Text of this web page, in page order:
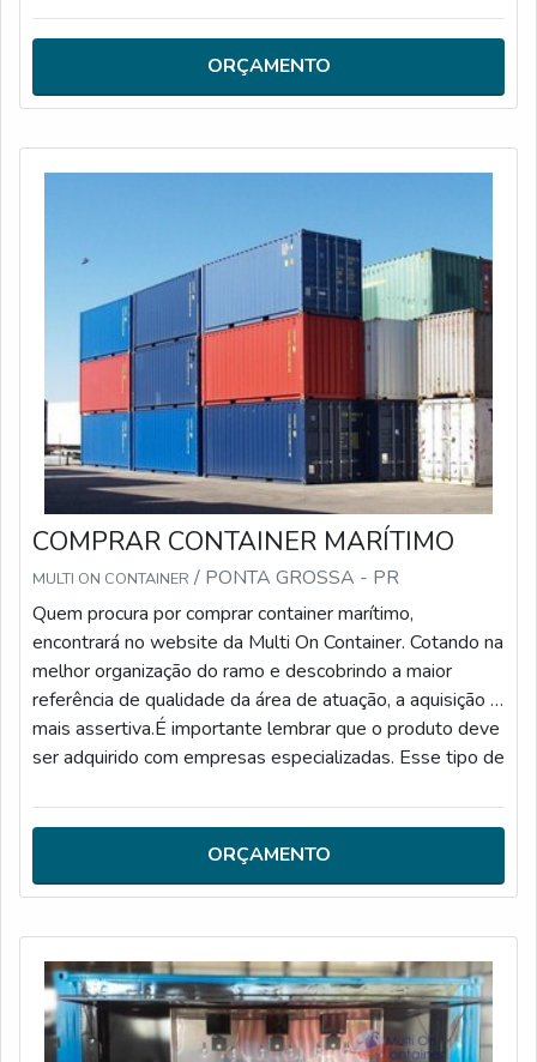
loja (reaproveitando containers que foram usados para
transportes marítimos de cargas e, após 10 anos de uso,
seriam descartados) diversos empreen
ORÇAMENTO
COMPRAR CONTAINER MARÍTIMO
MULTI ON CONTAINER / PONTA GROSSA - PR
Quem procura por comprar container marítimo,
encontrará no website da Multi On Container. Cotando na
melhor organização do ramo e descobrindo a maior
referência de qualidade da área de atuação, a aquisição é
mais assertiva.É importante lembrar que o produto deve
ser adquirido com empresas especializadas. Esse tipo de
materiais, além de evitar prejuízos com substituições
frequentes de peças defeituosas. Assim, é possível
poupar gastos desnecessários.MAIS INFORMAÇÕES
SOBRE COMPRAR CONTAINER MARÍTIMOSe alguém
quer achar comprar container marítimo em uma empresa
responsável, consegue encontrar o site da Multi On
Container. Especializada em containers marítimos e
containers para armazenagem de agrotóxicos, a empresa
garante a satisfação da venda à entrega final, com foco
ORÇAMENTO